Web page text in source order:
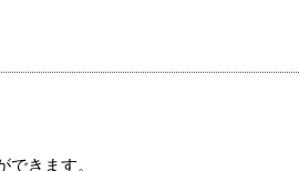
きます。